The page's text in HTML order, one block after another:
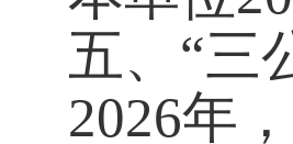
五、 “三
2026年，